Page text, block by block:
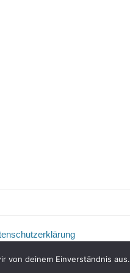
von deinem Einverständnis aus.